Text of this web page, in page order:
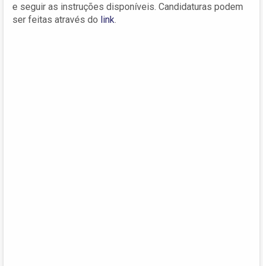
e seguir as instruções disponíveis. Candidaturas podem
ser feitas através do link.